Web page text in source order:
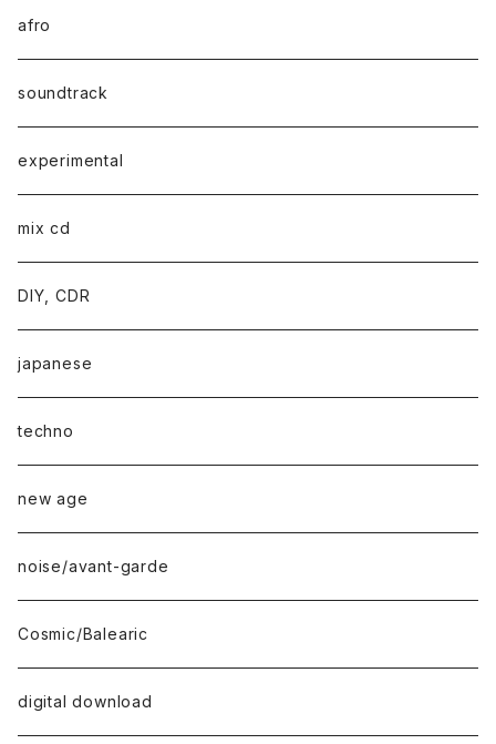
afro
soundtrack
experimental
mix cd
DIY, CDR
japanese
techno
new age
noise/avant-garde
Cosmic/Balearic
digital download